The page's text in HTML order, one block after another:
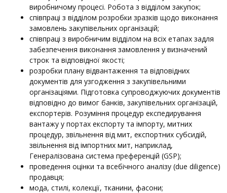
виробничому процесі. Робота з відділом закупок;
співпраці з відділом розробки зразків щодо виконання
замовлень закупівельних організацій;
співпраці з виробничим відділом на всіх етапах задля
забезпечення виконання замовлення у визначений
строк та відповідної якості;
розробки плану відвантаження та відповідних
документів для узгодження з закупівельними
організаціями. Підготовка супроводжуючих документів
відповідно до вимог банків, закупівельних організацій,
експортерів. Розуміння процедур експедирування
вантажу у портах експорту та імпорту, митних
процедур, звільнення від мит, експортних субсидій,
звільнення від імпортних мит, наприклад,
Генералізована система преференцій (GSP);
проведення оцінки та всебічного аналізу (due diligence)
продавця;
мода, стилі, колекції, тканини, фасони;